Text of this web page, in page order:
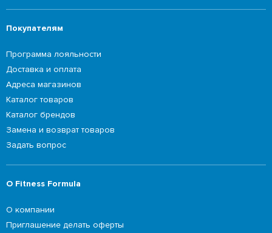
Покупателям
Программа лояльности
Доставка и оплата
Адреса магазинов
Каталог товаров
Каталог брендов
Замена и возврат товаров
Задать вопрос
О Fitness Formula
О компании
Приглашение делать оферты